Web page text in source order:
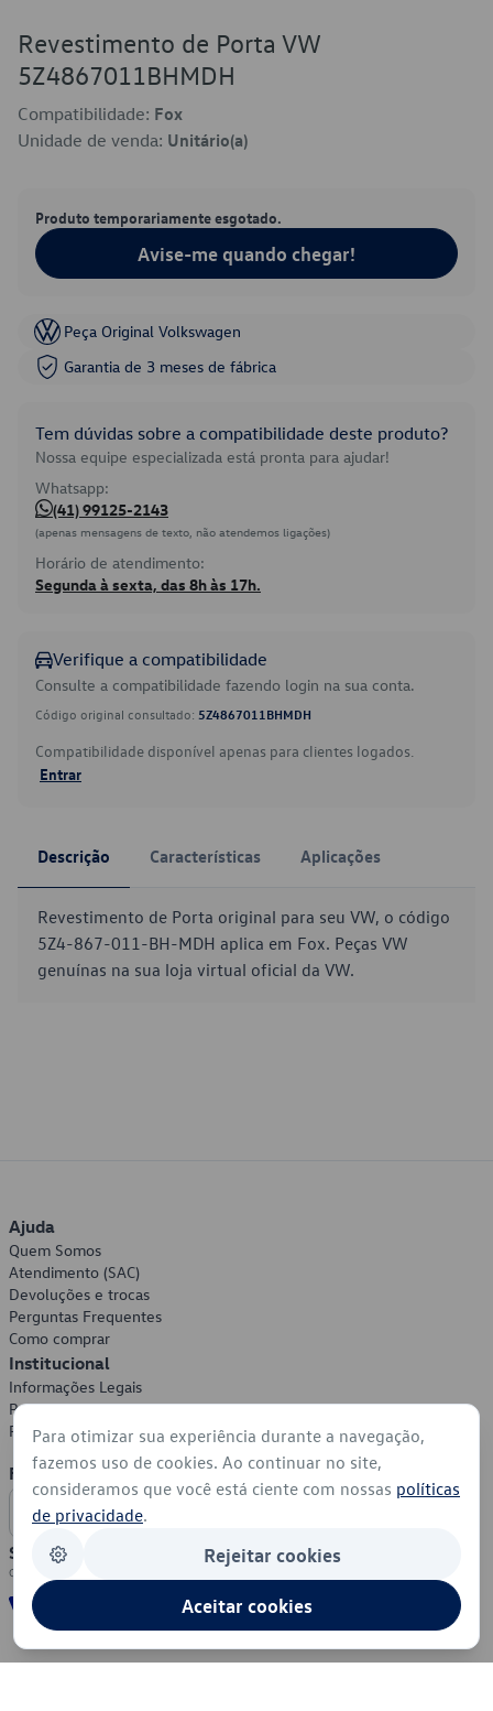
Revestimento de Porta VW
5Z4867011BHMDH
Compatibilidade: Fox
Unidade de venda: Unitário(a)
Produto temporariamente esgotado.
Avise-me quando chegar!
Peça Original Volkswagen
Garantia de 3 meses de fábrica
Tem dúvidas sobre a compatibilidade deste produto?
Nossa equipe especializada está pronta para ajudar!
Whatsapp:
(41) 99125-2143
(apenas mensagens de texto, não atendemos ligações)
Horário de atendimento:
Segunda à sexta, das 8h às 17h.
Verifique a compatibilidade
Consulte a compatibilidade fazendo login na sua conta.
Código original consultado: 5Z4867011BHMDH
Compatibilidade disponível apenas para clientes logados.
Entrar
Descrição Características Aplicações
Revestimento de Porta original para seu VW, o código
5Z4-867-011-BH-MDH aplica em Fox. Peças VW
genuínas na sua loja virtual oficial da VW.
Ajuda
Quem Somos
Atendimento (SAC)
Devoluções e trocas
Perguntas Frequentes
Como comprar
Institucional
Informações Legais
Política de Privacidade
Política de Cookies
Formas de Pagamento
Segurança
Para otimizar sua experiência durante a navegação,
fazemos uso de cookies. Ao continuar no site,
consideramos que você está ciente com nossas políticas
de privacidade.
Rejeitar cookies
Aceitar cookies